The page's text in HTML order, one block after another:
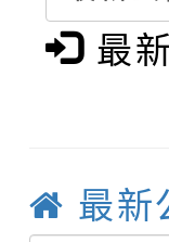
結果
程資
站幸
「校
結果
【甄
最
最新